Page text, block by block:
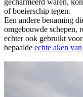
of boeierschip tegen.
Een andere benaming
omgebouwde schepen,
echter ook gebruikt
bepaalde echte aken